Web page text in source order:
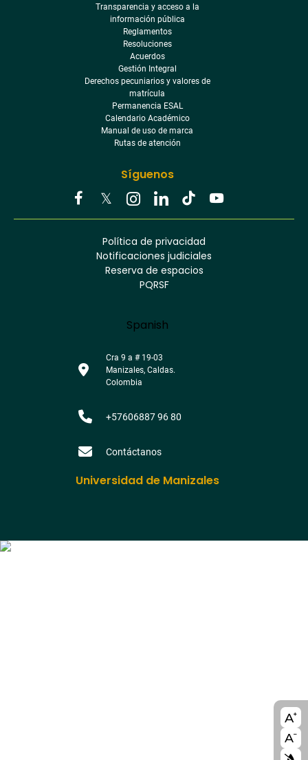
A11y
Síguenos
TwitterInstagramLinkedinTiktokYoutube
Transparencia y acceso a la
información pública
Reglamentos
Resoluciones
Acuerdos
Gestión Integral
Derechos pecuniarios y valores de
matrícula
Permanencia ESAL
Calendario Académico
Manual de uso de marca
Rutas de atención
Política de privacidad
Notificaciones judiciales
Reserva de espacios
PQRSF
Language
Spanish
Cra 9 a # 19-03
Manizales, Caldas.
Colombia
+57606887 96 80
Contáctanos
Universidad de Manizales